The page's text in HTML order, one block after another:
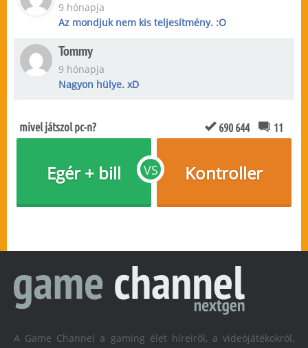
9 hónapja
Az mondjuk nem kis teljesítmény. :O
Tommy
9 hónapja
Nagyon hülye. xD
mivel játszol pc-n? 690 644 11
VS
Egér + bill Kontroller
A Game Channel a gaming élet híreiről, a videójátékokról,